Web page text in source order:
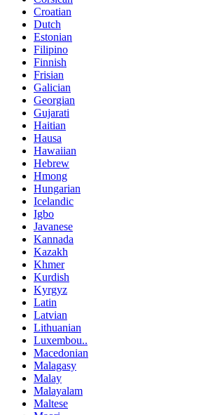
Croatian
Dutch
Estonian
Filipino
Finnish
Frisian
Galician
Georgian
Gujarati
Haitian
Hausa
Hawaiian
Hebrew
Hmong
Hungarian
Icelandic
Igbo
Javanese
Kannada
Kazakh
Khmer
Kurdish
Kyrgyz
Latin
Latvian
Lithuanian
Luxembou..
Macedonian
Malagasy
Malay
Malayalam
Maltese